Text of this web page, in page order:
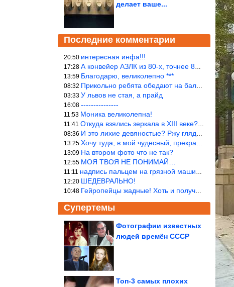
делает ваше...
Последние комментарии
20:50 интересная инфа!!!
17:28 А конвейер АЗЛК из 80-х, точнее 86-87 годы. «Москвичи»-то из пер
13:59 Благодарю, великолепно ***
08:32 Прикольно ребята обедают на балке...))
03:33 У львов не стая, а прайд
16:08 ---------------
11:53 Моника великолепна!
11:41 Откуда взялись зеркала в XIII веке? Вы ничего не перепутали?
08:36 И это лихие девяностые? Ржу глядя в окно!!!
13:25 Хочу туда, в мой чудесный, прекрасный мир.
13:09 На втором фото что не так?
12:55 МОЯ ТВОЯ НЕ ПОНИМАЙ…
11:11 надпись пальцем на грязной машине «Помой меня»!
12:20 ШЕДЕВРАЛЬНО!
10:48 Гейропейцы жадные! Хоть и получают в десять раз больше жителей б
Супертемы
Фотографии известных
людей времён СССР
7 технологий, которые
Топ-3 самых плохих